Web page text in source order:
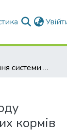
Удосконалення системи керування електроприводу дробарки концентрованих кормів
кормів